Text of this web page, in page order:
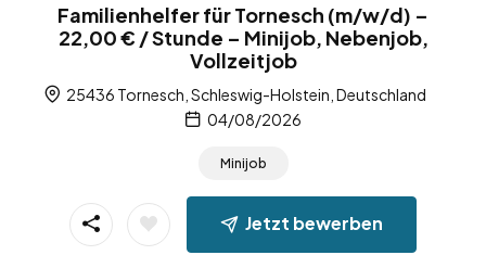
Familienhelfer für Tornesch (m/w/d) –
22,00 € / Stunde – Minijob, Nebenjob,
Vollzeitjob
25436 Tornesch, Schleswig-Holstein, Deutschland
04/08/2026
Minijob
Jetzt bewerben